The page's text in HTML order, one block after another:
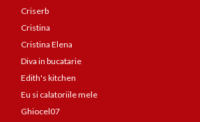
Criserb
Cristina
Cristina Elena
Diva in bucatarie
Edith's kitchen
Eu si calatoriile mele
Ghiocel07